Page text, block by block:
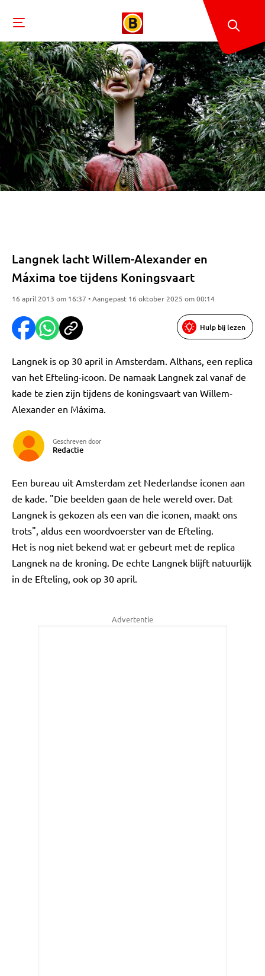
Langnek lacht Willem-Alexander en
Máxima toe tijdens Koningsvaart
16 april 2013 om 16:37 • Aangepast 16 oktober 2025 om 00:14
Hulp bij lezen
Langnek is op 30 april in Amsterdam. Althans, een replica
van het Efteling-icoon. De namaak Langnek zal vanaf de
kade te zien zijn tijdens de koningsvaart van Willem-
Alexander en Máxima.
Geschreven door
Redactie
Een bureau uit Amsterdam zet Nederlandse iconen aan
de kade. "Die beelden gaan de hele wereld over. Dat
Langnek is gekozen als een van die iconen, maakt ons
trots", aldus een woordvoerster van de Efteling.
Het is nog niet bekend wat er gebeurt met de replica
Langnek na de kroning. De echte Langnek blijft natuurlijk
in de Efteling, ook op 30 april.
Advertentie